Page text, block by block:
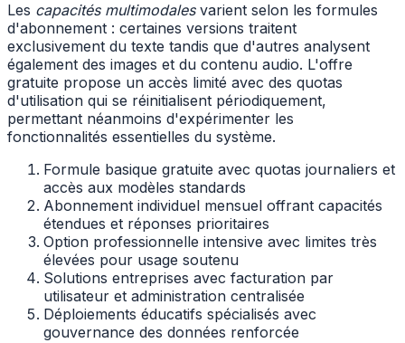
Les capacités multimodalesvarient selon les formules
d'abonnement : certaines versions traitent
exclusivement du texte tandis que d'autres analysent
également des images et du contenu audio. L'offre
gratuite propose un accès limité avec des quotas
d'utilisation qui se réinitialisent périodiquement,
permettant néanmoins d'expérimenter les
fonctionnalités essentielles du système.
Formule basique gratuite avec quotas journaliers et
accès aux modèles standards
Abonnement individuel mensuel offrant capacités
étendues et réponses prioritaires
Option professionnelle intensive avec limites très
élevées pour usage soutenu
Solutions entreprises avec facturation par
utilisateur et administration centralisée
Déploiements éducatifs spécialisés avec
gouvernance des données renforcée